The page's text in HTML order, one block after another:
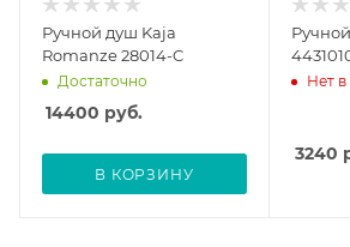
Ручной душ Kaja
Romanze 28014-C
Достаточно
14400 руб.
В КОРЗИНУ
Нет
3240